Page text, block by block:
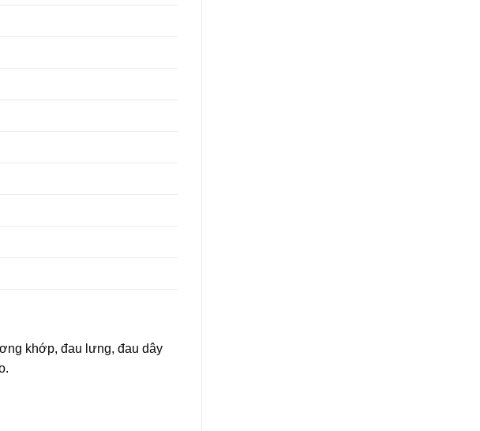
khớp, đau lưng, đau dây